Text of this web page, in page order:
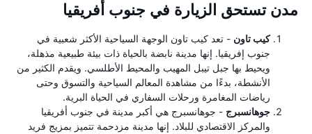
مدن تستحق الزيارة في جنوب أفريقيا
كيب تاون - تعد كيب تاون الوجهة السياحية الأكثر شعبية في
جنوب إفريقيا. إنها مدينة نابضة بالحياة ذات بيئة طبيعية مذهلة،
ويحيط بها جبل تيبل المهيب والمحيط الأطلسي. ويقدم الكثير من
الأنشطة، بدءًا من مشاهدة المعالم السياحية والتسوق وحتى
رياضات المغامرة ورحلات السفاري في الحياة البرية.
جوهانسبرج - جوهانسبرج هي أكبر مدينة في جنوب أفريقيا
والمركز الاقتصادي للبلاد. إنها مدينة مزدحمة تتميز بمزيج فريد